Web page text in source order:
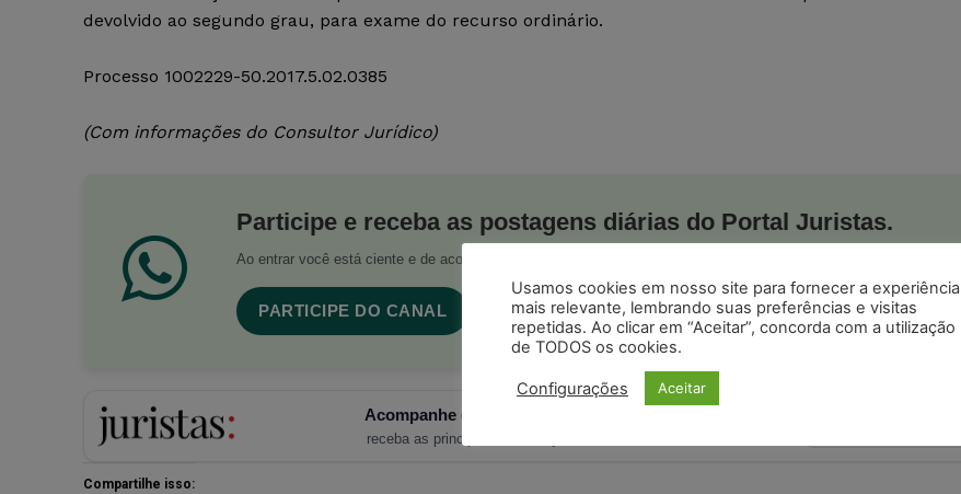
devolvido ao segundo grau, para exame do recurso ordinário.
Processo 1002229-50.2017.5.02.0385
(Com informações do Consultor Jurídico)
Participe e receba as postagens diárias do Portal Juristas.
Ao entrar você está ciente e de acordo com os
PARTICIPE DO CANAL
Acompanhe o Juristas no Google News
receba as principais notícias jurídicas do Brasil
Compartilhe isso:
Usamos cookies em nosso site para fornecer a experiência
mais relevante, lembrando suas preferências e visitas
repetidas. Ao clicar em “Aceitar”, concorda com a utilização
de TODOS os cookies.
Configurações Aceitar